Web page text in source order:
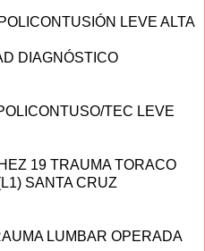
LEVE ALTA
DIAGNÓSTICO
TEC LEVE
19 TRAUMA TORACO
SANTA CRUZ
LUMBAR OPERADA